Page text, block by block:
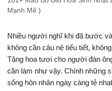
Mạnh Mẽ )
Nhiều người nghĩ khi đã bước
không cần câu nệ tiểu tiết,
Tặng hoa tươi cho người đàn
cần làm như vậy. Chính những
sống hôn nhân ngày càng tẻ